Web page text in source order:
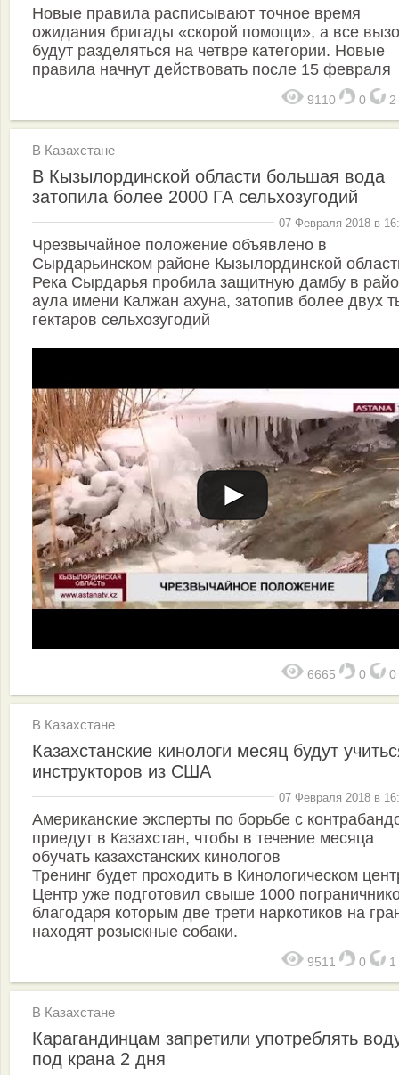
Новые правила расписывают точное время
ожидания бригады «скорой помощи», а все
будут разделяться на четвре категории. Новые
правила начнут действовать после 15 февраля
9110 0 2
В Казахстане
В Кызылординской области большая вода
затопила более 2000 ГА сельхозугодий
07 Февраля 2018 в
Чрезвычайное положение объявлено в
Сырдарьинском районе Кызылординской
Река Сырдарья пробила защитную дамбу в
аула имени Калжан ахуна, затопив более двух
гектаров сельхозугодий
6665 0 0
В Казахстане
Казахстанские кинологи месяц будут
инструкторов из США
07 Февраля 2018 в
Американские эксперты по борьбе с
приедут в Казахстан, чтобы в течение месяца
обучать казахстанских кинологов
Тренинг будет проходить в Кинологическом
Центр уже подготовил свыше 1000
благодаря которым две трети наркотиков на
находят розыскные собаки.
9511 0 1
В Казахстане
Карагандинцам запретили употреблять
под крана 2 дня